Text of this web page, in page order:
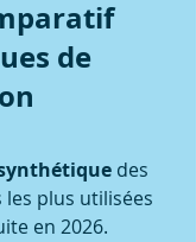
de
des
plus utilisées
en 2026.